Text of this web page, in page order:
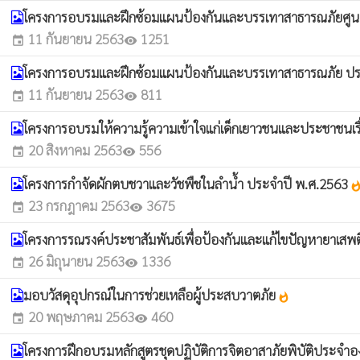
โครงการอบรมและฝึกซ้อมแผนป้องกันและบรรเทาสาธารณภัย
event 11 กันยายน 2563visibility 1251
โครงการอบรมและฝึกซ้อมแผนป้องกันและบรรเทาสาธารณภัย
event 11 กันยายน 2563visibility 811
โครงการอบรมให้ความรู้ความเข้าใจแก่เด็กเยาวชนและประชาช
event 20 สิงหาคม 2563visibility 556
โครงการกำจัดผักตบชวาและวัชพืชในลำน้ำ ประจำปี พ.ศ.2563
event 23 กรกฎาคม 2563visibility 3675
โครงการรณรงค์ประชาสัมพันธ์เพื่อป้องกันและแก้ไขปัญหายาเ
event 26 มิถุนายน 2563visibility 1336
มอบวัสดุอุปกรณ์ในการช่วยเหลือผู้ประสบวาตภัย whatshot
event 20 พฤษภาคม 2563visibility 460
โครงการฝึกอบรมหลักสูตรชุดปฏิบัติการจิตอาสาภัยพิบัติประจำ